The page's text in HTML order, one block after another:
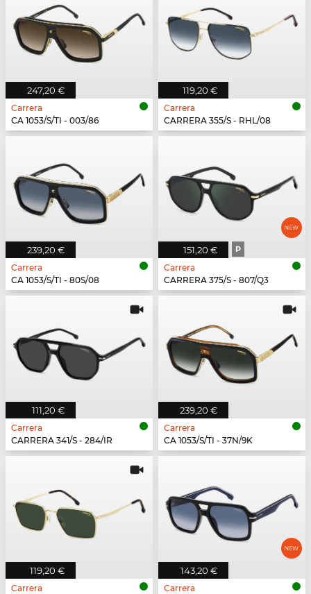
247,20 €
Carrera
CA 1053/S/TI - 003/86
119,20 €
Carrera
CARRERA 355/S - RHL/08
239,20 €
Carrera
CA 1053/S/TI - 80S/08
151,20 € P
Carrera
CARRERA 375/S - 807/Q3
111,20 €
Carrera
CARRERA 341/S - 284/IR
239,20 €
Carrera
CA 1053/S/TI - 37N/9K
119,20 €
Carrera
143,20 €
Carrera